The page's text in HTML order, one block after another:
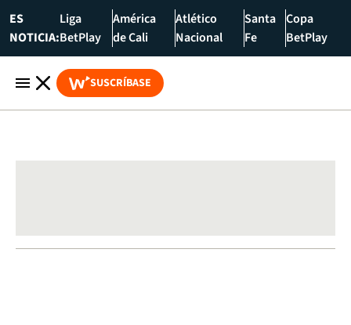
ES
NOTICIA:
Liga
BetPlay
América
de Cali
Atlético
Nacional
Santa
Fe
Copa
BetPlay
SUSCRÍBASE